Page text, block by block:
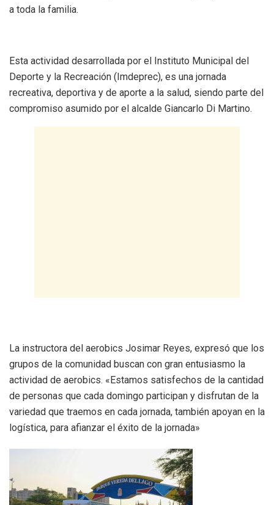
a toda la familia.
Esta actividad desarrollada por el Instituto Municipal del
Deporte y la Recreación (Imdeprec), es una jornada
recreativa, deportiva y de aporte a la salud, siendo parte del
compromiso asumido por el alcalde Giancarlo Di Martino.
La instructora del aerobics Josimar Reyes, expresó que los
grupos de la comunidad buscan con gran entusiasmo la
actividad de aerobics. «Estamos satisfechos de la cantidad
de personas que cada domingo participan y disfrutan de la
variedad que traemos en cada jornada, también apoyan en la
logística, para afianzar el éxito de la jornada»